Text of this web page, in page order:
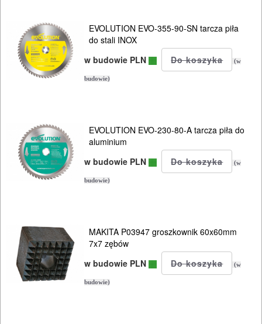
mieszadeł
Do
młotowiertarek
udarowych
Do
nożyc
Do
odkurzaczy
Do
EVOLUTION EVO-355-90-SN tarcza piła
do stali INOX
w budowie PLN
(w
budowie)
EVOLUTION EVO-230-80-A tarcza piła do
aluminium
w budowie PLN
(w
budowie)
MAKITA P03947 groszkownik 60x60mm
7x7 zębów
w budowie PLN
(w
budowie)